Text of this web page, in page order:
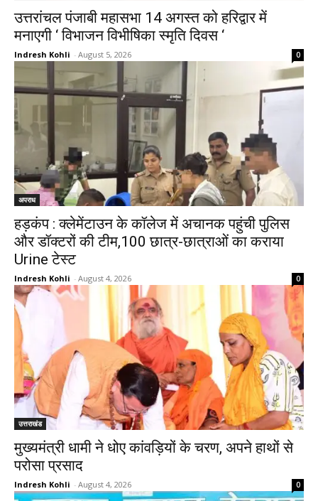
उत्तरांचल पंजाबी महासभा 14 अगस्त को हरिद्वार में
मनाएगी ‘ विभाजन विभीषिका स्मृति दिवस ‘
Indresh Kohli - August 5, 2026 0
अपराध
हड़कंप : क्लेमेंटाउन के कॉलेज में अचानक पहुंची पुलिस
और डॉक्टरों की टीम,100 छात्र-छात्राओं का कराया
Urine टेस्ट
Indresh Kohli - August 4, 2026 0
उत्तराखंड
मुख्यमंत्री धामी ने धोए कांवड़ियों के चरण, अपने हाथों से
परोसा प्रसाद
Indresh Kohli - August 4, 2026 0